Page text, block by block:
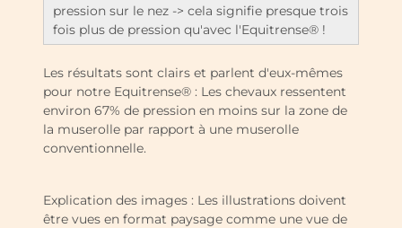
pression sur le nez -> cela signifie presque trois
fois plus de pression qu'avec l'Equitrense® !
Les résultats sont clairs et parlent d'eux-mêmes
pour notre Equitrense® : Les chevaux ressentent
environ 67% de pression en moins sur la zone de
la muserolle par rapport à une muserolle
conventionnelle.
Explication des images : Les illustrations doivent
être vues en format paysage comme une vue de